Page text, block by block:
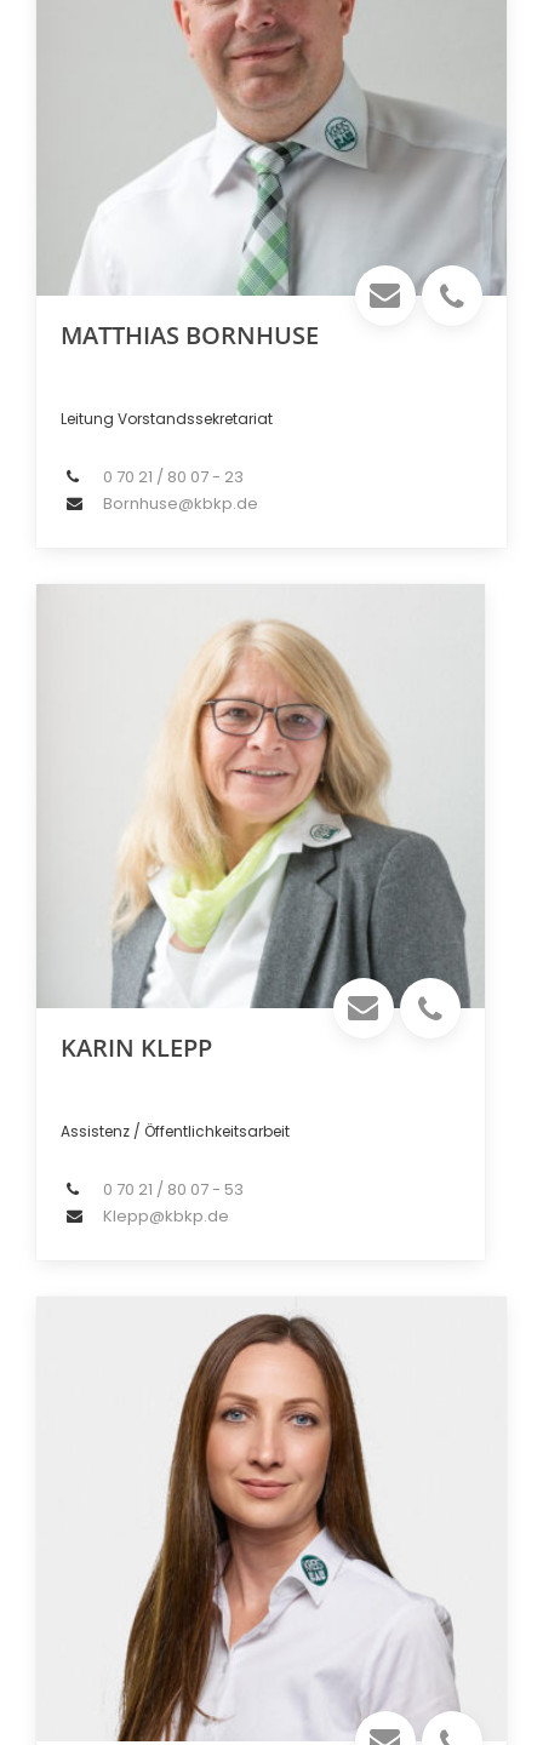
MATTHIAS BORNHUSE
Leitung Vorstandssekretariat
0 70 21 / 80 07 - 23
Bornhuse@kbkp.de
KARIN KLEPP
Assistenz / Öffentlichkeitsarbeit
0 70 21 / 80 07 - 53
Klepp@kbkp.de